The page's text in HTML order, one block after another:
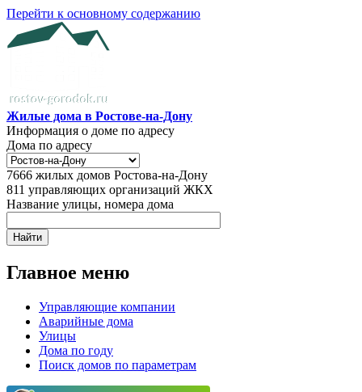
Перейти к основному содержанию
Жилые дома в Ростове-на-Дону
Информация о доме по адресу
Дома по адресу
7666 жилых домов Ростова-на-Дону
811 управляющих организаций ЖКХ
Название улицы, номера дома
Главное меню
Управляющие компании
Аварийные дома
Улицы
Дома по году
Поиск домов по параметрам